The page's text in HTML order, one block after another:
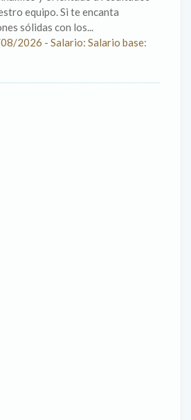
equipo. Si te encanta
sólidas con los...
2026 - Salario: Salario base: